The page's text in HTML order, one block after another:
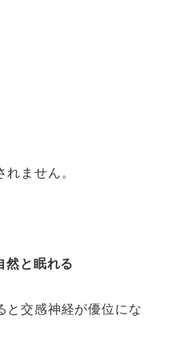
ません。
と眠れる
と交感神経が優位にな